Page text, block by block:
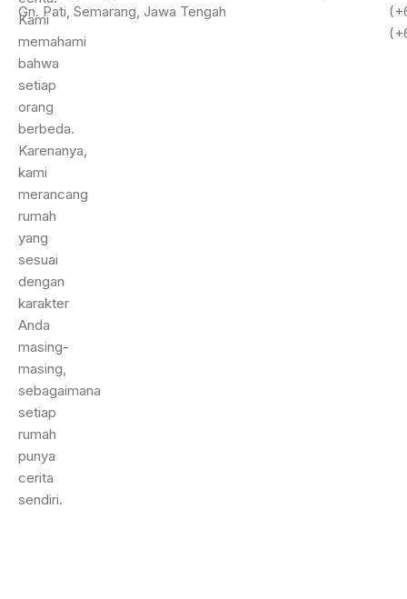
Kami
memahami
bahwa
setiap
orang
berbeda.
Karenanya,
kami
merancang
rumah
yang
sesuai
dengan
karakter
Anda
masing-
masing,
sebagaimana
setiap
rumah
punya
cerita
sendiri.
Gn. Pati, Semarang, Jawa Tengah